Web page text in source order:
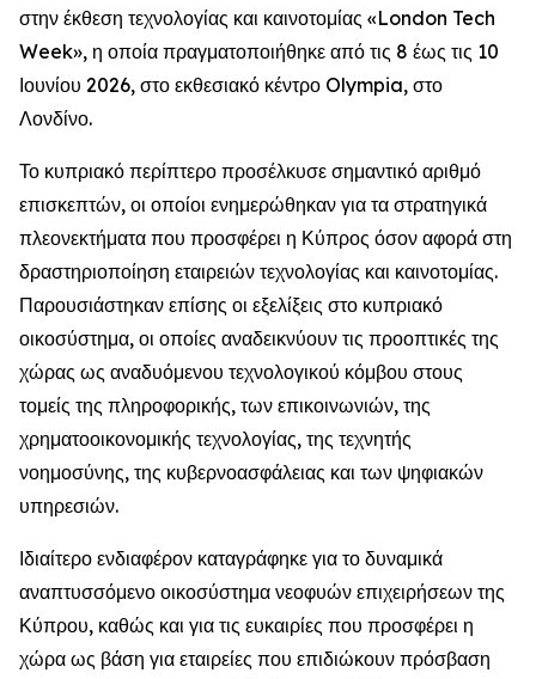
στην έκθεση τεχνολογίας και καινοτομίας «London Tech
Week», η οποία πραγματοποιήθηκε από τις 8 έως τις 10
Ιουνίου 2026, στο εκθεσιακό κέντρο Olympia, στο
Λονδίνο.
Το κυπριακό περίπτερο προσέλκυσε σημαντικό αριθμό
επισκεπτών, οι οποίοι ενημερώθηκαν για τα στρατηγικά
πλεονεκτήματα που προσφέρει η Κύπρος όσον αφορά στη
δραστηριοποίηση εταιρειών τεχνολογίας και καινοτομίας.
Παρουσιάστηκαν επίσης οι εξελίξεις στο κυπριακό
οικοσύστημα, οι οποίες αναδεικνύουν τις προοπτικές της
χώρας ως αναδυόμενου τεχνολογικού κόμβου στους
τομείς της πληροφορικής, των επικοινωνιών, της
χρηματοοικονομικής τεχνολογίας, της τεχνητής
νοημοσύνης, της κυβερνοασφάλειας και των ψηφιακών
υπηρεσιών.
Ιδιαίτερο ενδιαφέρον καταγράφηκε για το δυναμικά
αναπτυσσόμενο οικοσύστημα νεοφυών επιχειρήσεων της
Κύπρου, καθώς και για τις ευκαιρίες που προσφέρει η
χώρα ως βάση για εταιρείες που επιδιώκουν πρόσβαση